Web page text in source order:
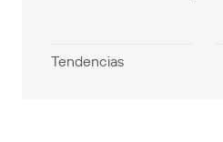
Tendencias